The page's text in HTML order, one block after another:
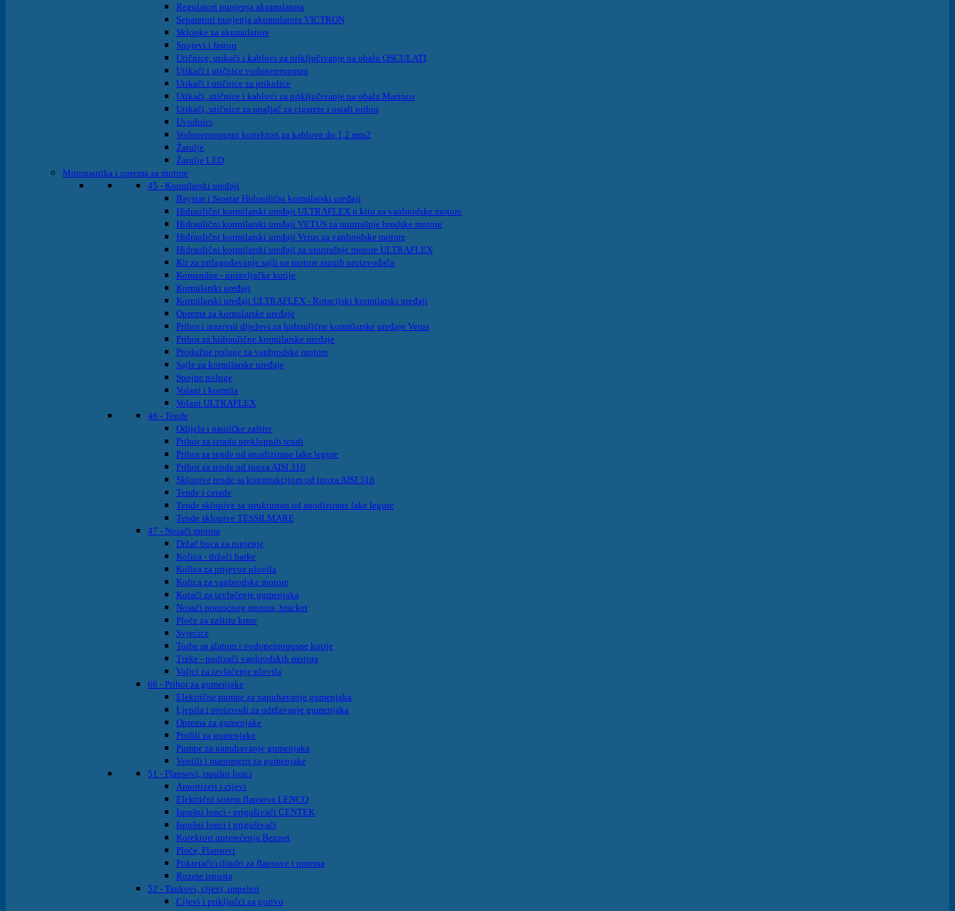
Regulatori punjenja akumulatora
Separatori punjenja akumulatora VICTRON
Sklopke za akumulatore
Spojevi i faston
Utičnice, utikači i kablovi za priključivanje na obalu OSCULATI
Utikači i utičnice vodonepropusni
Utikači i utičnice za prikolice
Utikači, utičnice i kablovi za priključivanje na obalu Marinco
Utikači, utičnice za upaljač za cigarete i ostali pribor
Uvodnici
Vodonepropusni konektori za kablove do 1,2 mm2
Žarulje
Žarulje LED
Motonautika i oprema za motore
45 - Kormilarski uređaji
Baystar i Seastar Hidraulični kormilarski uređaji
Hidraulični kormilarski uređaji ULTRAFLEX u kitu za vanbrodske motore
Hidraulični kormilarski uređaji VETUS za unutrašnje brodske motore
Hidraulični kormilarski uređaji Vetus za vanbrodske motore
Hidraulični kormilarski uređaji za unutrašnje motore ULTRAFLEX
Kit za prilagođavanje sajli na motore raznih proizvođača
Komandne - upravljačke kutije
Kormilarski uređaji
Kormilarski uređaji ULTRAFLEX - Rotacijski kormilarski uređaji
Oprema za kormilarske uređaje
Pribor i rezervni dijelovi za hidraulične kormilarske uređaje Vetus
Pribor za hidraulične kormilarske uređaje
Produžne poluge za vanbrodske motore
Sajle za kormilarske uređaje
Spojne poluge
Volani i kormila
Volani ULTRAFLEX
46 - Tende
Odijela i nautičke zaštite
Pribor za izradu preklopnih tendi
Pribor za tende od anodizirane lake legure
Pribor za tende od inoxa AISI 316
Sklopive tende sa konstrukcijom od inoxa AISI 316
Tende i cerade
Tende sklopive sa strukturom od anodizirane lake legure
Tende sklopive TESSILMARE
47 - Nosači motora
Držač boca za ronjenje
Kolica - držači barke
Kolica za prijevoz plovila
Kolica za vanbrodske motore
Kotači za izvlačenje gumenjaka
Nosači pomoćnog motora, bracket
Ploče za zaštitu krme
Svjećice
Torbe sa alatom i vodonepropusne kutije
Trake - podizači vanbrodskih motora
Valjci za izvlačenje plovila
66 - Pribor za gumenjake
Električne pumpe za napuhavanje gumenjaka
Ljepila i proizvodi za održavanje gumenjaka
Oprema za gumenjake
Profili za gumenjake
Pumpe za napuhavanje gumenjaka
Ventili i manometri za gumenjake
51 - Flapsovi, ispušni lonci
Amortizeri i cijevi
Električni sistem flapsova LENCO
Ispušni lonci - prigušivači CENTEK
Ispušni lonci i prigušivači
Korektori opterećenja Bennet
Ploče, Flapsovi
Pokretači/cilindri za flapsove i oprema
Rozete ispusta
52 - Tankovi, cijevi, impeleri
Cijevi i priključci za gorivo